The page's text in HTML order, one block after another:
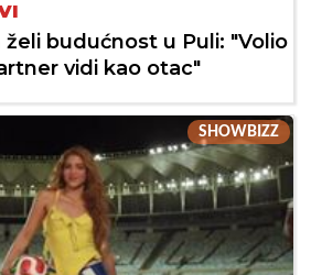
želi budućnost u Puli: "Volio
vidi kao otac"
SHOWBIZZ